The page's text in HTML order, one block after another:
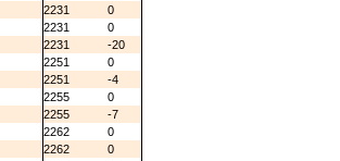
2231
0
2231
0
2231
-20
2251
0
2251
-4
2255
0
2255
-7
2262
0
2262
0